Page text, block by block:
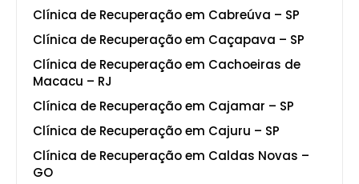
Clínica de Recuperação em Cabreúva – SP
Clínica de Recuperação em Caçapava – SP
Clínica de Recuperação em Cachoeiras de
Macacu – RJ
Clínica de Recuperação em Cajamar – SP
Clínica de Recuperação em Cajuru – SP
Clínica de Recuperação em Caldas Novas –
GO